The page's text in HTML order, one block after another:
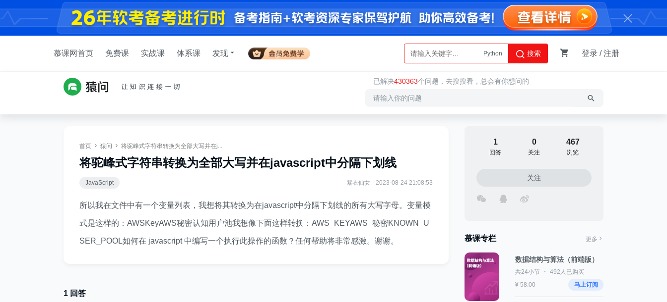
慕课网首页 免费课 实战课 体系课 发现
Python
AI智能体
搜索 登录 /注册
已解决430363个问题，去搜搜看，总会有你想问的
首页 猿问 将驼峰式字符串转换为全部大写并在j...
将驼峰式字符串转换为全部大写并在javascript中分隔下划线
JavaScript 紫衣仙女 2023-08-24 21:08:53
所以我在文件中有一个变量列表，我想将其转换为在javascript中分隔下划线的所有大写字母。变量模
式是这样的：AWSKeyAWS秘密认知用户池我想像下面这样转换：AWS_KEYAWS_秘密KNOWN_U
SER_POOL如何在 javascript 中编写一个执行此操作的函数？任何帮助将非常感激。谢谢。
1 回答
1
回答
0
关注
467
浏览
关注
慕课专栏 更多
数据结构与算法（前端版）
共24小节
492人已购买
¥ 58.00
马上订阅